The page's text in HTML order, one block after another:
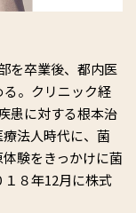
を卒業後、都内医
。クリニック経
患に対する根本治
法人時代に、菌
験をきっかけに菌
８年12月に株式